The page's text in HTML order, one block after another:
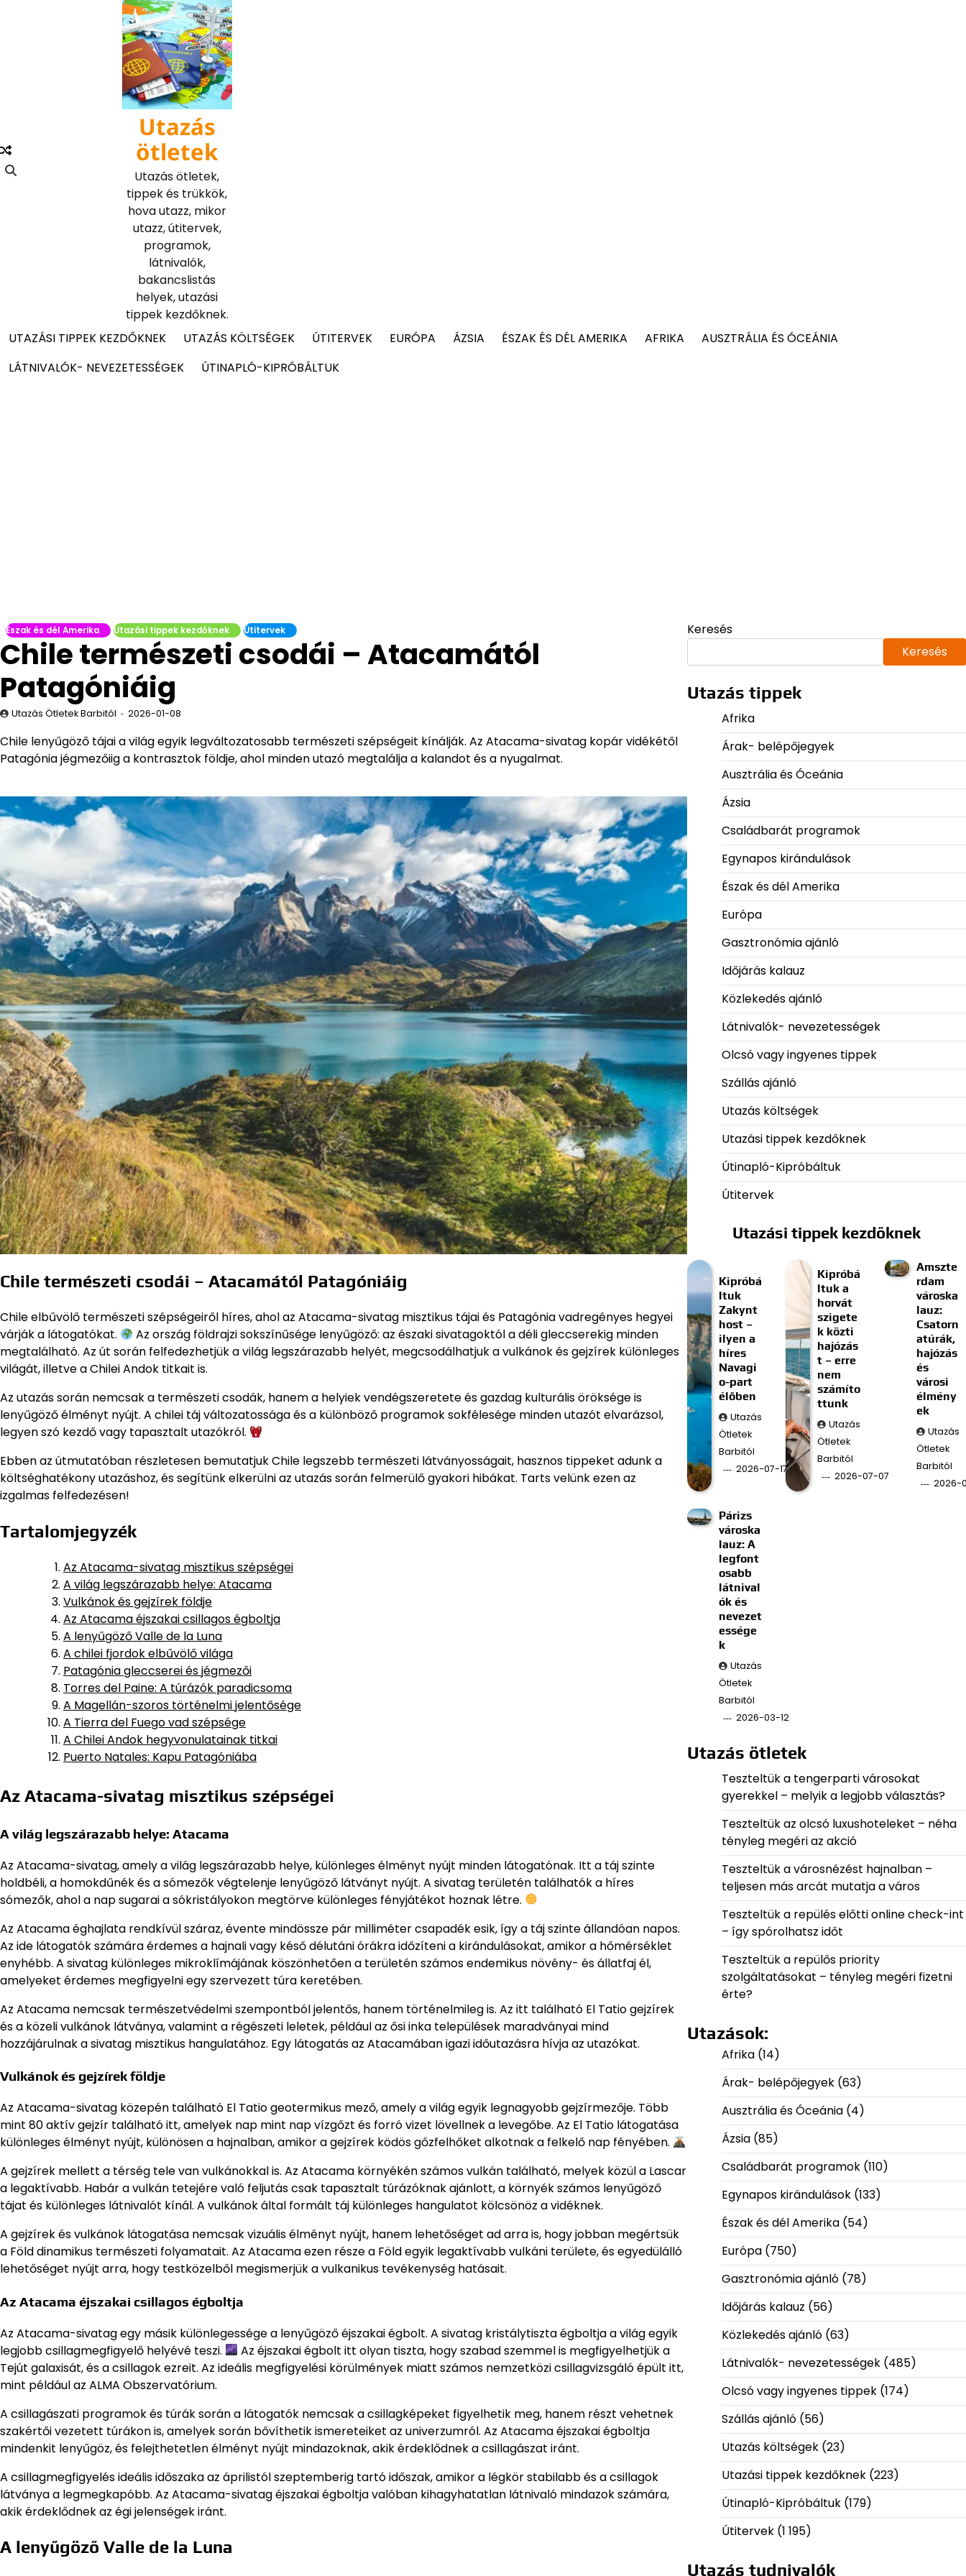
Utazás
ötletek
Utazás ötletek,
tippek és trükkök,
hova utazz, mikor
utazz, útitervek,
programok,
látnivalók,
bakancslistás
helyek, utazási
tippek kezdőknek.
UTAZÁSI TIPPEK KEZDŐKNEK
UTAZÁS KÖLTSÉGEK ÚTITERVEK EURÓPA ÁZSIA ÉSZAK ÉS DÉL AMERIKA AFRIKA
AUSZTRÁLIA ÉS ÓCEÁNIA
LÁTNIVALÓK- NEVEZETESSÉGEK
ÚTINAPLÓ-KIPRÓBÁLTUK
Észak és dél Amerika Utazási tippek kezdőknek Útitervek
Chile természeti csodái – Atacamától
Patagóniáig
Utazás Ötletek Barbitól 2026-01-08
Chile lenyűgöző tájai a világ egyik legváltozatosabb természeti szépségeit kínálják. Az Atacama-sivatag kopár vidékétől
Patagónia jégmezőiig a kontrasztok földje, ahol minden utazó megtalálja a kalandot és a nyugalmat.
Chile természeti csodái – Atacamától Patagóniáig
Chile elbűvölő természeti szépségeiről híres, ahol az Atacama-sivatag misztikus tájai és Patagónia vadregényes hegyei
várják a látogatókat.
Az ország földrajzi sokszínűsége lenyűgöző: az északi sivatagoktól a déli gleccserekig minden
megtalálható. Az út során felfedezhetjük a világ legszárazabb helyét, megcsodálhatjuk a vulkánok és gejzírek különleges
világát, illetve a Chilei Andok titkait is.
Az utazás során nemcsak a természeti csodák, hanem a helyiek vendégszeretete és gazdag kulturális öröksége is
lenyűgöző élményt nyújt. A chilei táj változatossága és a különböző programok sokfélesége minden utazót elvarázsol,
legyen szó kezdő vagy tapasztalt utazókról.
Ebben az útmutatóban részletesen bemutatjuk Chile legszebb természeti látványosságait, hasznos tippeket adunk a
költséghatékony utazáshoz, és segítünk elkerülni az utazás során felmerülő gyakori hibákat. Tarts velünk ezen az
izgalmas felfedezésen!
Tartalomjegyzék
Az Atacama-sivatag misztikus szépségei
A világ legszárazabb helye: Atacama
Vulkánok és gejzírek földje
Az Atacama éjszakai csillagos égboltja
A lenyűgöző Valle de la Luna
A chilei fjordok elbűvölő világa
Patagónia gleccserei és jégmezői
Torres del Paine: A túrázók paradicsoma
A Magellán-szoros történelmi jelentősége
A Tierra del Fuego vad szépsége
A Chilei Andok hegyvonulatainak titkai
Puerto Natales: Kapu Patagóniába
Az Atacama-sivatag misztikus szépségei
A világ legszárazabb helye: Atacama
Az Atacama-sivatag, amely a világ legszárazabb helye, különleges élményt nyújt minden látogatónak. Itt a táj szinte
holdbéli, a homokdűnék és a sómezők végtelenje lenyűgöző látványt nyújt. A sivatag területén találhatók a híres
sómezők, ahol a nap sugarai a sókristályokon megtörve különleges fényjátékot hoznak létre.
Az Atacama éghajlata rendkívül száraz, évente mindössze pár milliméter csapadék esik, így a táj szinte állandóan napos.
Az ide látogatók számára érdemes a hajnali vagy késő délutáni órákra időzíteni a kirándulásokat, amikor a hőmérséklet
enyhébb. A sivatag különleges mikroklímájának köszönhetően a területén számos endemikus növény- és állatfaj él,
amelyeket érdemes megfigyelni egy szervezett túra keretében.
Az Atacama nemcsak természetvédelmi szempontból jelentős, hanem történelmileg is. Az itt található El Tatio gejzírek
és a közeli vulkánok látványa, valamint a régészeti leletek, például az ősi inka települések maradványai mind
hozzájárulnak a sivatag misztikus hangulatához. Egy látogatás az Atacamában igazi időutazásra hívja az utazókat.
Vulkánok és gejzírek földje
Az Atacama-sivatag közepén található El Tatio geotermikus mező, amely a világ egyik legnagyobb gejzírmezője. Több
mint 80 aktív gejzír található itt, amelyek nap mint nap vízgőzt és forró vizet lövellnek a levegőbe. Az El Tatio látogatása
különleges élményt nyújt, különösen a hajnalban, amikor a gejzírek ködös gőzfelhőket alkotnak a felkelő nap fényében.
A gejzírek mellett a térség tele van vulkánokkal is. Az Atacama környékén számos vulkán található, melyek közül a Lascar
a legaktívabb. Habár a vulkán tetejére való feljutás csak tapasztalt túrázóknak ajánlott, a környék számos lenyűgöző
tájat és különleges látnivalót kínál. A vulkánok által formált táj különleges hangulatot kölcsönöz a vidéknek.
A gejzírek és vulkánok látogatása nemcsak vizuális élményt nyújt, hanem lehetőséget ad arra is, hogy jobban megértsük
a Föld dinamikus természeti folyamatait. Az Atacama ezen része a Föld egyik legaktívabb vulkáni területe, és egyedülálló
lehetőséget nyújt arra, hogy testközelből megismerjük a vulkanikus tevékenység hatásait.
Az Atacama éjszakai csillagos égboltja
Az Atacama-sivatag egy másik különlegessége a lenyűgöző éjszakai égbolt. A sivatag kristálytiszta égboltja a világ egyik
legjobb csillagmegfigyelő helyévé teszi.
Az éjszakai égbolt itt olyan tiszta, hogy szabad szemmel is megfigyelhetjük a
Tejút galaxisát, és a csillagok ezreit. Az ideális megfigyelési körülmények miatt számos nemzetközi csillagvizsgáló épült itt,
mint például az ALMA Obszervatórium.
A csillagászati programok és túrák során a látogatók nemcsak a csillagképeket figyelhetik meg, hanem részt vehetnek
szakértői vezetett túrákon is, amelyek során bővíthetik ismereteiket az univerzumról. Az Atacama éjszakai égboltja
mindenkit lenyűgöz, és felejthetetlen élményt nyújt mindazoknak, akik érdeklődnek a csillagászat iránt.
A csillagmegfigyelés ideális időszaka az áprilistól szeptemberig tartó időszak, amikor a légkör stabilabb és a csillagok
látványa a legmegkapóbb. Az Atacama-sivatag éjszakai égboltja valóban kihagyhatatlan látnivaló mindazok számára,
akik érdeklődnek az égi jelenségek iránt.
A lenyűgöző Valle de la Luna
Keresés
Keresés
Utazás tippek
Afrika
Árak- belépőjegyek
Ausztrália és Óceánia
Ázsia
Családbarát programok
Egynapos kirándulások
Észak és dél Amerika
Európa
Gasztronómia ajánló
Időjárás kalauz
Közlekedés ajánló
Látnivalók- nevezetességek
Olcsó vagy ingyenes tippek
Szállás ajánló
Utazás költségek
Utazási tippek kezdőknek
Útinapló-Kipróbáltuk
Útitervek
Utazási tippek kezdőknek
Kipróbá
ltuk
Zakynt
host –
ilyen a
híres
Navagi
o-part
élőben
Utazás
Ötletek
Barbitól
2026-07-17
Kipróbá
ltuk a
horvát
szigete
k közti
hajózás
t – erre
nem
számíto
ttunk
Utazás
Ötletek
Barbitól
2026-07-07
Amszte
rdam
városka
lauz:
Csatorn
atúrák,
hajózás
és
városi
élmény
ek
Utazás
Ötletek
Barbitól
2026-
Párizs
városka
lauz: A
legfont
osabb
látnival
ók és
nevezet
essége
k
Utazás
Ötletek
Barbitól
2026-03-12
Utazás ötletek
Teszteltük a tengerparti városokat
gyerekkel – melyik a legjobb választás?
Teszteltük az olcsó luxushoteleket – néha
tényleg megéri az akció
Teszteltük a városnézést hajnalban –
teljesen más arcát mutatja a város
Teszteltük a repülés előtti online check-int
– így spórolhatsz időt
Teszteltük a repülős priority
szolgáltatásokat – tényleg megéri fizetni
érte?
Utazások:
Afrika(14)
Árak- belépőjegyek(63)
Ausztrália és Óceánia(4)
Ázsia(85)
Családbarát programok(110)
Egynapos kirándulások(133)
Észak és dél Amerika(54)
Európa(750)
Gasztronómia ajánló(78)
Időjárás kalauz (56)
Közlekedés ajánló(63)
Látnivalók- nevezetességek(485)
Olcsó vagy ingyenes tippek(174)
Szállás ajánló(56)
Utazás költségek(23)
Utazási tippek kezdőknek(223)
Útinapló-Kipróbáltuk(179)
Útitervek(1 195)
Utazás tudnivalók